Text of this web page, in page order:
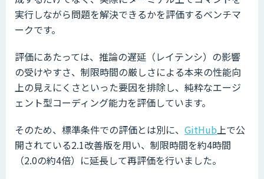
実行しながら問題を解決できるかを評価するベンチマ
ークです。
評価にあたっては、推論の遅延（レイテンシ）の影響
の受けやすさ、制限時間の厳しさによる本来の性能向
上の見えにくさといった要因を排除し、純粋なエージ
ェント型コーディング能力を評価しています。
そのため、標準条件での評価とは別に、 GitHub 上で公
開されている2.1改善版を用い、制限時間を約4時間
（2.0の約4倍）に延長して再評価を行いました。